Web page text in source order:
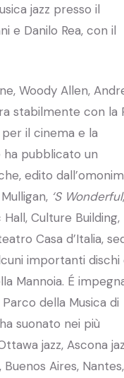
jazz presso il
e Danilo Rea, con il
Woody Allen,
stabilmente con la
il cinema e la
ha pubblicato un
edito
‘S Wonderful
Culture Building,
Casa d’Italia,
importanti dischi
Mannoia. É
della Musica di
suonato nei più
jazz, Ascona
Aires, Nantes,